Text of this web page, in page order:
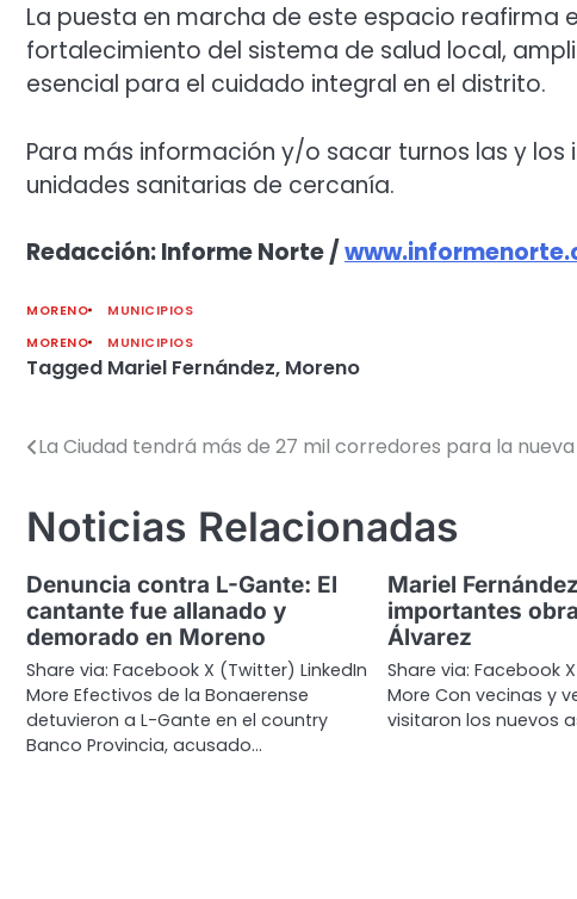
La puesta en marcha de este espacio reafirma
fortalecimiento del sistema de salud local,
esencial para el cuidado integral en el distrito.
Para más información y/o sacar turnos las y
unidades sanitarias de cercanía.
Redacción: Informe Norte /
MORENO
MUNICIPIOS
MORENO
MUNICIPIOS
Tagged Mariel Fernández, Moreno
Navegación
entradas
La Ciudad tendrá más de 27 mil corredores para la nueva
Noticias Relacionadas
Denuncia contra L-Gante: El
cantante fue allanado y
demorado en Moreno
Share via: Facebook X (Twitter) LinkedIn
More Efectivos de la Bonaerense
detuvieron a L-Gante en el country
Banco Provincia, acusado…
Mariel
importantes
Álvarez
Share via: Facebook
More Con vecinas y
visitaron los nuevos